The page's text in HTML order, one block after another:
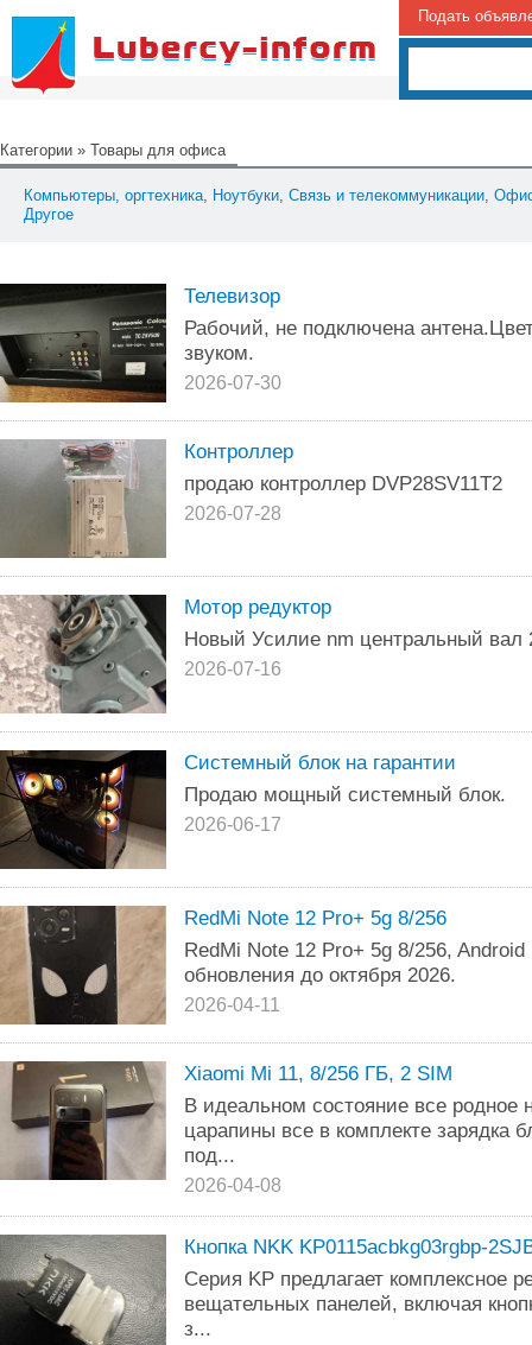
Подать
Категории » Товары для офиса
Компьютеры, оргтехника, Ноутбуки, Связь и телекоммуникации,
Другое
Телевизор
Рабочий, не подключена
звуком.
2026-07-30
Контроллер
продаю контроллер DVP28SV11T2
2026-07-28
Мотор редуктор
Новый Усилие nm центральный вал
2026-07-16
Системный блок на гарантии
Продаю мощный системный блок.
2026-06-17
RedMi Note 12 Pro+ 5g 8/256
RedMi Note 12 Pro+ 5g 8/256,
обновления до октября 2026.
2026-04-11
Xiaomi Mi 11, 8/256 ГБ, 2 SIM
В идеальном состояние все родное
царапины все в комплекте зарядка
под...
2026-04-08
Кнопка NKK KP0115acbkg03rgbp-
Серия KP предлагает комплексное
вещательных панелей, включая
з...